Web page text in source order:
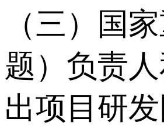
（三）国
题）负责
出项目研